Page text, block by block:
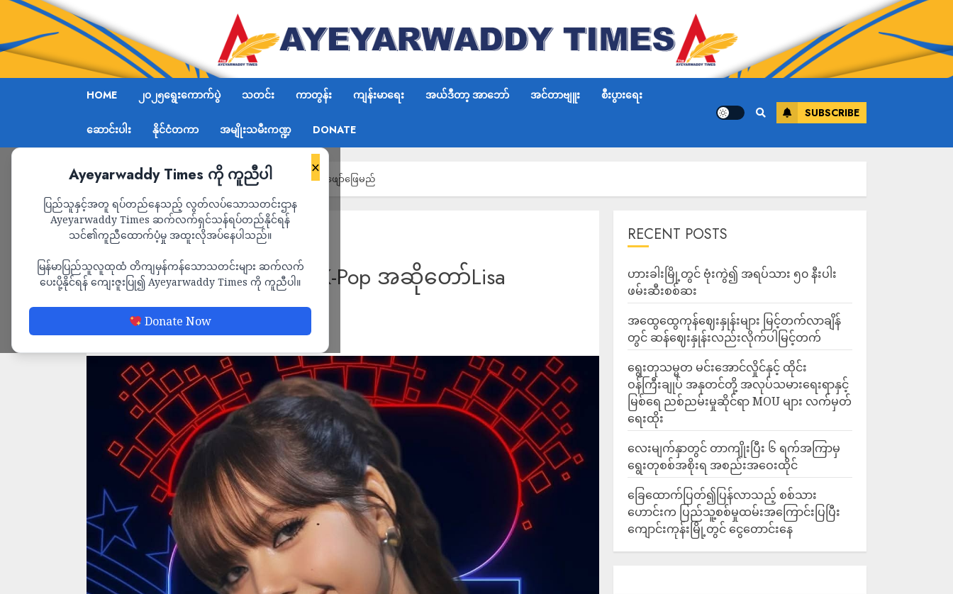
HOME ၂၀၂၅ရွေးကောက်ပွဲ သတင်း ကာတွန်း ကျန်းမာရေး အယ်ဒီတာ့ အာဘော် အင်တာဗျူး စီးပွားရေး
ဆောင်းပါး နိုင်ငံတကာ အမျိုးသမီးကဏ္ဍ DONATE
SUBSCRIBE
×
Ayeyarwaddy Times ကို ကူညီပါ
ပြည်သူနှင့်အတူ ရပ်တည်နေသည့် လွတ်လပ်သောသတင်းဌာန
Ayeyarwaddy Times ဆက်လက်ရှင်သန်ရပ်တည်နိုင်ရန်
သင်၏ကူညီထောက်ပံ့မှု အထူးလိုအပ်နေပါသည်။
မြန်မာပြည်သူလူထုထံ တိကျမှန်ကန်သောသတင်းများ ဆက်လက်
ပေးပို့နိုင်ရန် ကျေးဇူးပြု၍ Ayeyarwaddy Times ကို ကူညီပါ။
Donate Now
Home ကမ္ဘာ့ဖလားဖွင့်ပွဲတွင် K-Pop အဆိုတော်Lisa ပါဝင်ဖျော်ဖြေမည်
နိုင်ငံတကာ သတင်း
ကမ္ဘာ့ဖလားဖွင့်ပွဲတွင် K-Pop အဆိုတော်Lisa
ပါဝင်ဖျော်ဖြေမည်
ADMIN MAY 10, 2026
RECENT POSTS
ဟားခါးမြို့တွင် ဗုံးကွဲ၍ အရပ်သား ၅၀ နီးပါး
ဖမ်းဆီးစစ်ဆး
အထွေထွေကုန်ဈေးနှုန်းများ မြင့်တက်လာချိန်
တွင် ဆန်ဈေးနှုန်းလည်းလိုက်ပါမြင့်တက်
ရွေးတုသမ္မတ မင်းအောင်လှိုင်နှင့် ထိုင်း
ဝန်ကြီးချုပ် အနုတင်တို့ အလုပ်သမားရေးရာနှင့်
မြစ်ရေ ညစ်ညမ်းမှုဆိုင်ရာ MOU များ လက်မှတ်
ရေးထိုး
လေးမျက်နှာတွင် တာကျိုးပြီး ၆ ရက်အကြာမှ
ရွေးတုစစ်အစိုးရ အစည်းအဝေးထိုင်
ခြေထောက်ပြတ်၍ပြန်လာသည့် စစ်သား
ဟောင်းက ပြည်သူ့စစ်မှုထမ်းအကြောင်းပြပြီး
ကျောင်းကုန်းမြို့တွင် ငွေတောင်းနေ